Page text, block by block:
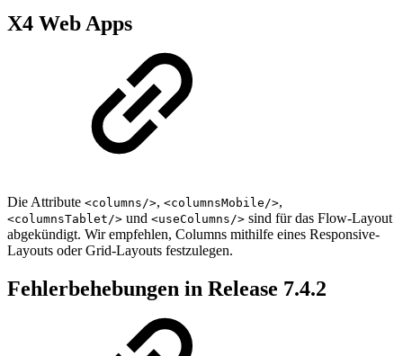
X4 Web Apps
Die Attribute <columns/>, <columnsMobile/>,
<columnsTablet/> und <useColumns/> sind für das Flow-Layout
abgekündigt. Wir empfehlen, Columns mithilfe eines Responsive-
Layouts oder Grid-Layouts festzulegen.
Fehlerbehebungen in Release 7.4.2